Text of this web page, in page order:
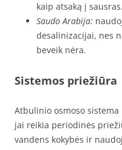
kaip atsaką į sausras.
Saudo Arabija:
desalinizacijai, nes
beveik nėra.
Sistemos priežiūra
Atbulinio osmoso
jai reikia periodinės
vandens kokybės ir